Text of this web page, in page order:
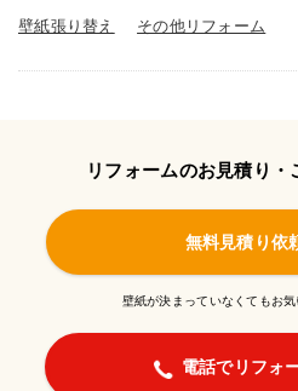
壁紙張り替え その他リフォーム
リフォームのお見積り・
無料見積り依
壁紙が決まっていなくてもお気
電話でリフォ